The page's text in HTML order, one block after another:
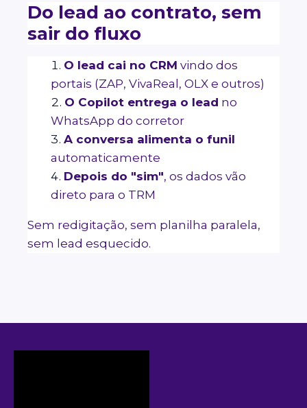
Do lead ao contrato, sem
sair do fluxo
O lead cai no CRM vindo dos
portais (ZAP, VivaReal, OLX e outros)
O Copilot entrega o lead no
WhatsApp do corretor
A conversa alimenta o funil
automaticamente
Depois do "sim", os dados vão
direto para o TRM
Sem redigitação, sem planilha paralela,
sem lead esquecido.